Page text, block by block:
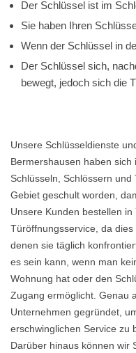
Der Schlüssel ist im
Sie haben Ihren
Wenn der Schlüssel in
Der Schlüssel sich,
bewegt, jedoch sich die
Unsere Schlüsseldienste
Bermershausen haben
Schlüsseln, Schlössern
Gebiet geschult worden,
Unsere Kunden bestellen
Türöffnungsservice, da
denen sie täglich
es sein kann, wenn man
Wohnung hat oder den
Zugang ermöglicht. Genau
Unternehmen gegründet,
erschwinglichen Service zu
Darüber hinaus können wir